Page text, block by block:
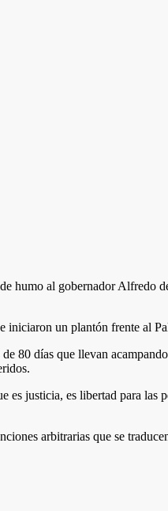
humo al gobernador Alfredo
iniciaron un plantón frente al
80 días que llevan
justicia, es libertad para las
arbitrarias que se